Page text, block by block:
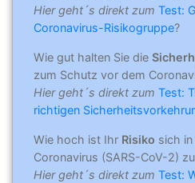
Hier geht´s direkt zum Test:
Coronavirus-Risikogruppe?
Wie gut halten Sie die
zum Schutz vor dem
Hier geht´s direkt zum Test:
richtigen
Wie hoch ist Ihr Risiko sich
Coronavirus (SARS-CoV-2)
Hier geht´s direkt zum Test: